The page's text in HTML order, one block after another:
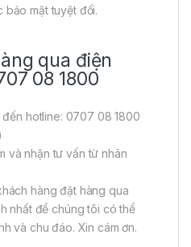
mật tuyệt đối.
qua điện
08 1800
đến hotline: 0707 08 1800
và nhận tư vấn từ nhân
hàng đặt hàng qua
nhất để chúng tôi có thể
và chu đáo. Xin cám ơn.